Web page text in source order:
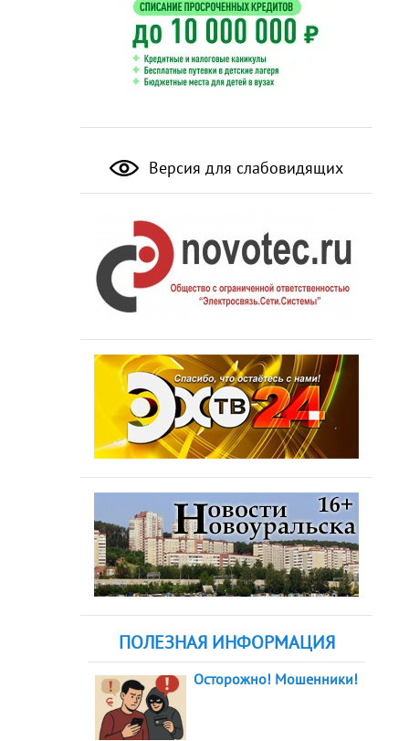
Версия для слабовидящих
ПОЛЕЗНАЯ ИНФОРМАЦИЯ
Осторожно! Мошенники!